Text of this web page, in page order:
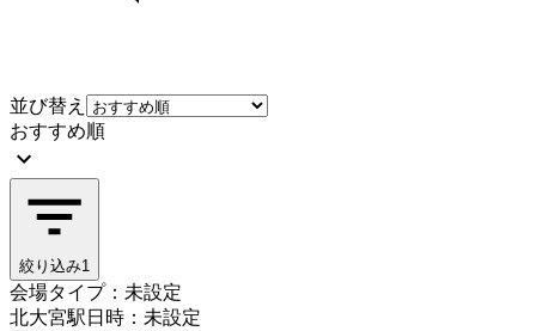
並び替え
おすすめ順
絞り込み1
会場タイプ：未設定
北大宮駅日時：未設定